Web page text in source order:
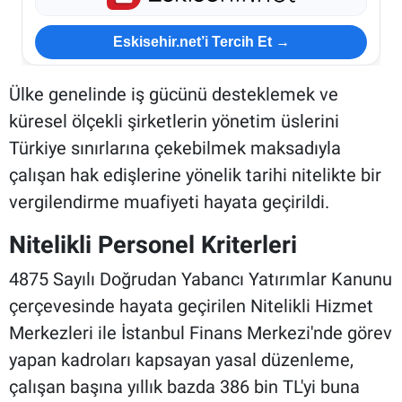
Eskisehir.net’i Tercih Et →
Ülke genelinde iş gücünü desteklemek ve
küresel ölçekli şirketlerin yönetim üslerini
Türkiye sınırlarına çekebilmek maksadıyla
çalışan hak edişlerine yönelik tarihi nitelikte bir
vergilendirme muafiyeti hayata geçirildi.
Nitelikli Personel Kriterleri
4875 Sayılı Doğrudan Yabancı Yatırımlar Kanunu
çerçevesinde hayata geçirilen Nitelikli Hizmet
Merkezleri ile İstanbul Finans Merkezi'nde görev
yapan kadroları kapsayan yasal düzenleme,
çalışan başına yıllık bazda 386 bin TL'yi buna